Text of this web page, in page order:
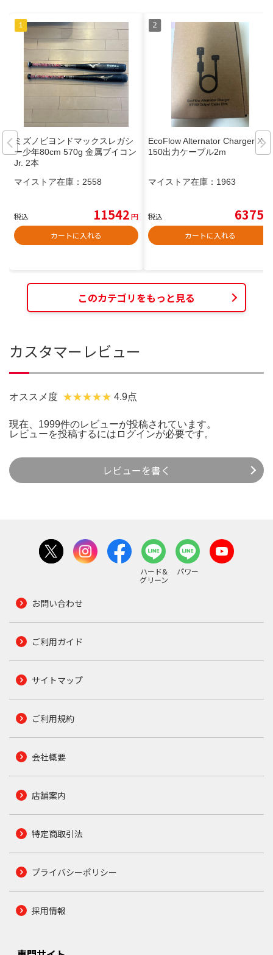
ミズノビヨンドマックスレガシ
ー少年80cm 570g 金属ブイコン
Jr. 2本
マイストア在庫： 2558
税込 11542円
カートに入れる
EcoFlow Alternator Charger XT
150出力ケーブル2m
マイストア在庫： 1963
税込 6375
カートに入れる
このカテゴリをもっと見る
カスタマーレビュー
オススメ度 4.9点
現在、1999件のレビューが投稿されています。
レビューを投稿するには ログインが必要です。
レビューを書く
ハード&
グリーン
パワー
お問い合わせ
ご利用ガイド
サイトマップ
ご利用規約
会社概要
店舗案内
特定商取引法
プライバシーポリシー
採用情報